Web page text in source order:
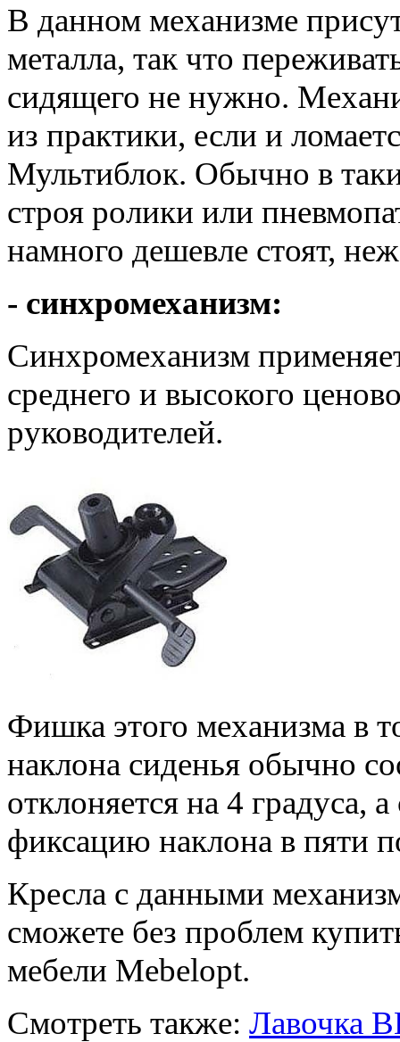
В данном механизме
металла, так что
сидящего не нужно.
из практики, если и
Мультиблок. Обычно в
строя ролики или
намного дешевле стоят,
- синхромеханизм:
Синхромеханизм
среднего и высокого
руководителей.
Фишка этого механизма в
наклона сиденья обычно
отклоняется на 4 градуса,
фиксацию наклона в пяти
Кресла с данными
сможете без проблем
мебели Mebelopt.
Смотреть также: Лавочка